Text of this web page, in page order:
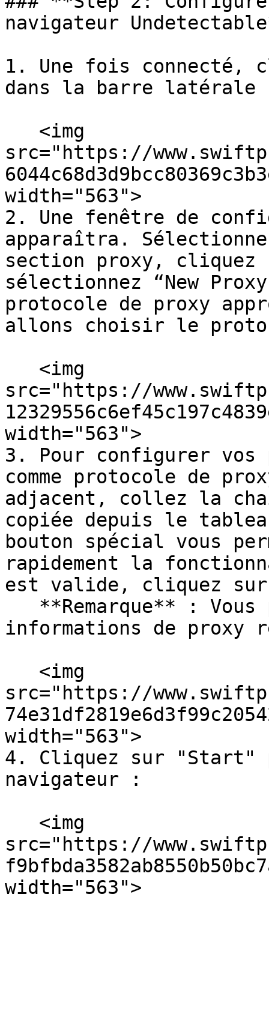
navigateur
1. Une fois connecté,
dans la barre latérale
src="https://
width="563">
2. Une fenêtre de
apparaîtra.
section proxy,
sélectionnez “New
protocole de proxy
allons choisir le
src="https://
width="563">
3. Pour configurer vos
comme protocole de
adjacent, collez la
copiée depuis le
bouton spécial vous
rapidement la
est valide, cliquez
informations de proxy
src="https://
width="563">
4. Cliquez sur "Start"
navigateur :
src="https://